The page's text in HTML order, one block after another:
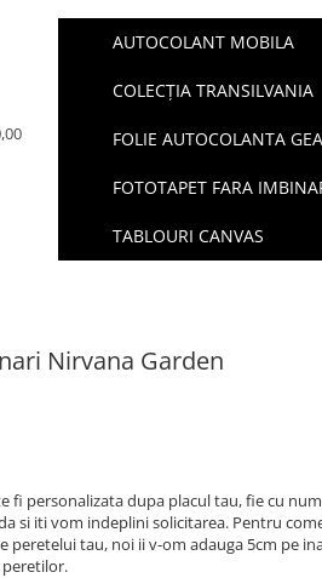
AUTOCOLANT MOBILA
COLECȚIA TRANSILVANIA
FOLIE AUTOCOLANTA
FOTOTAPET FARA
TABLOURI CANVAS
Nirvana Garden
fi personalizata dupa placul tau, fie cu
si iti vom indeplini solicitarea. Pentru
peretelui tau, noi ii v-om adauga 5cm pe